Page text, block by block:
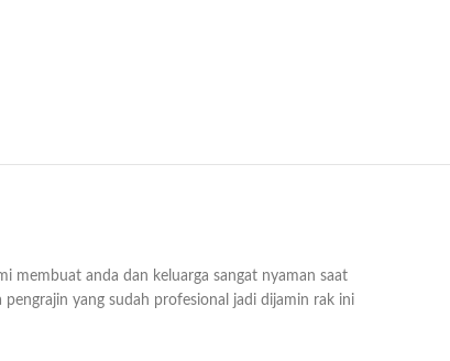
membuat anda dan keluarga sangat nyaman saat
yang sudah profesional jadi dijamin rak ini